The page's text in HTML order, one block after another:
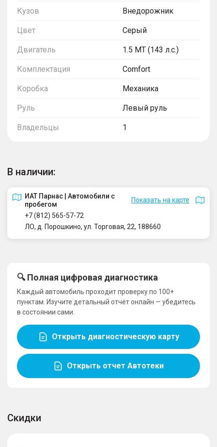
Кузов Внедорожник
Цвет Серый
Двигатель 1.5 MT (143 л.с.)
Комплектация Comfort
Коробка Механика
Руль Левый руль
Владельцы 1
В наличии:
ИАТ Парнас | Автомобили с
пробегом
Показать на карте
+7 (812) 565-57-72
ЛО, д. Порошкино, ул. Торговая, 22, 188660
🔍 Полная цифровая диагностика
Каждый автомобиль проходит проверку по 100+
пунктам. Изучите детальный отчёт онлайн — убедитесь
в состоянии сами.
Открыть диагностическую карту
Открыть отчет Автотеки
Скидки